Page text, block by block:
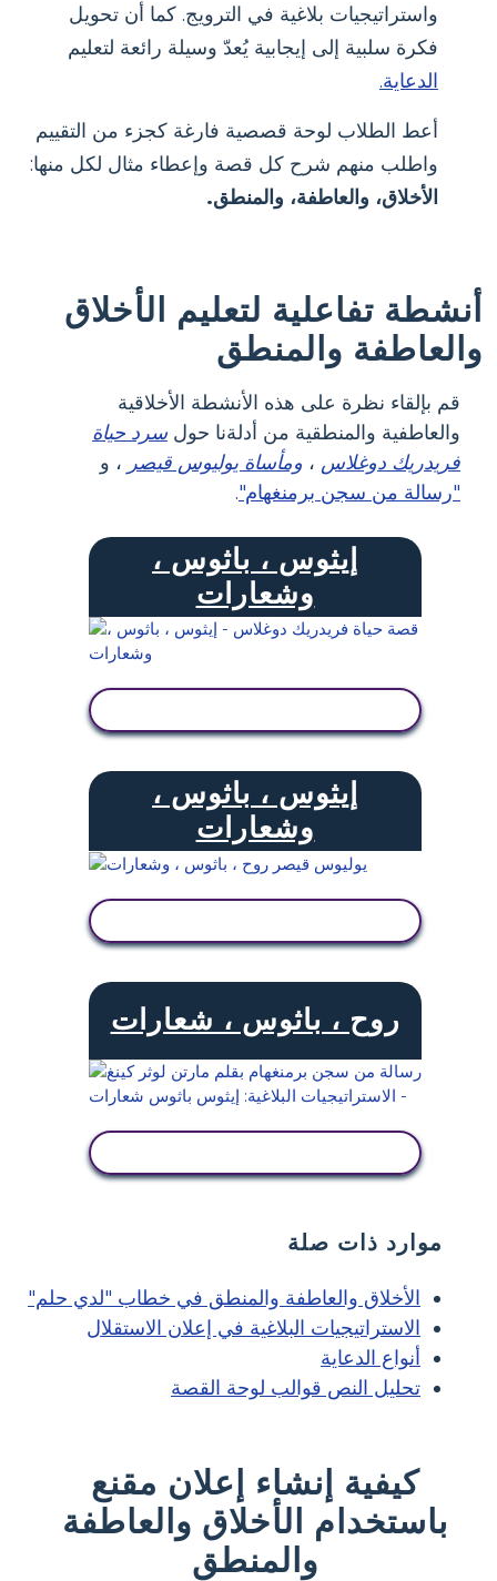
واستراتيجيات بلاغية في الترويج. كما أن تحويل
فكرة سلبية إلى إيجابية يُعدّ وسيلة رائعة لتعليم
الدعاية.
أعط الطلاب لوحة قصصية فارغة كجزء من التقييم
واطلب منهم شرح كل قصة وإعطاء مثال لكل منها:
الأخلاق، والعاطفة، والمنطق.
أنشطة تفاعلية لتعليم الأخلاق
والعاطفة والمنطق
قم بإلقاء نظرة على هذه الأنشطة الأخلاقية
والعاطفية والمنطقية من أدلةنا حولسرد حياة
فريدريك دوغلاس ، ومأساة يوليوس قيصر ، و
"رسالة من سجن برمنغهام".
إيثوس ، باثوس ،
وشعارات
إيثوس ، باثوس ،
وشعارات
روح ، باثوس ، شعارات
موارد ذات صلة
الأخلاق والعاطفة والمنطق في خطاب "لدي حلم"
الاستراتيجيات البلاغية في إعلان الاستقلال
أنواع الدعاية
تحليل النص قوالب لوحة القصة
كيفية إنشاء إعلان مقنع
باستخدام الأخلاق والعاطفة
والمنطق